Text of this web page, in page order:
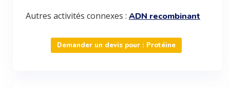
Autres activités connexes : ADN recombinant
Demander un devis pour : Protéine